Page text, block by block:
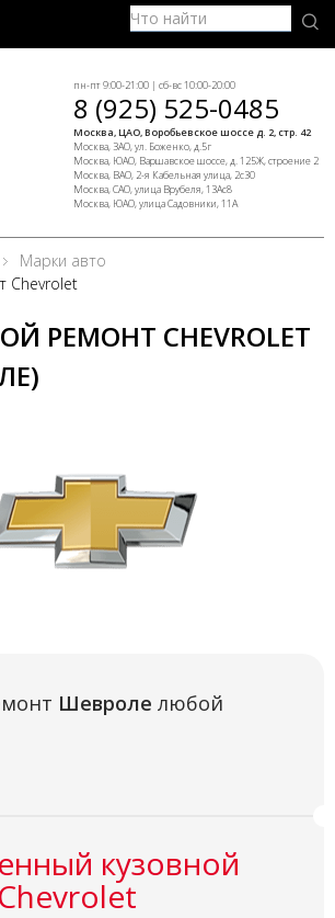
пн-пт 9:00-21:00 | сб-вс 10:00-20:00
8 (925) 525-0485
Москва, ЦАО, Воробьевское шоссе д. 2, стр. 42
Москва, ЗАО, ул. Боженко, д.5г
Москва, ЮАО, Варшавское шоссе, д. 125Ж, строение 2
Москва, ВАО, 2-я Кабельная улица, 2с30
Москва, САО, улица Врубеля, 13Ас8
Москва, ЮАО, улица Садовники, 11А
Марки авто
Chevrolet
РЕМОНТ CHEVROLET
Шевроле любой
кузовной